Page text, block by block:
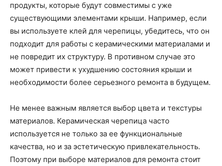
продукты, которые будут совместимы с уже
существующими элементами крыши. Например, если
вы используете клей для черепицы, убедитесь, что он
подходит для работы с керамическими материалами и
не повредит их структуру. В противном случае это
может привести к ухудшению состояния крыши и
необходимости более серьезного ремонта в будущем.
Не менее важным является выбор цвета и текстуры
материалов. Керамическая черепица часто
используется не только за ее функциональные
качества, но и за эстетическую привлекательность.
Поэтому при выборе материалов для ремонта стоит